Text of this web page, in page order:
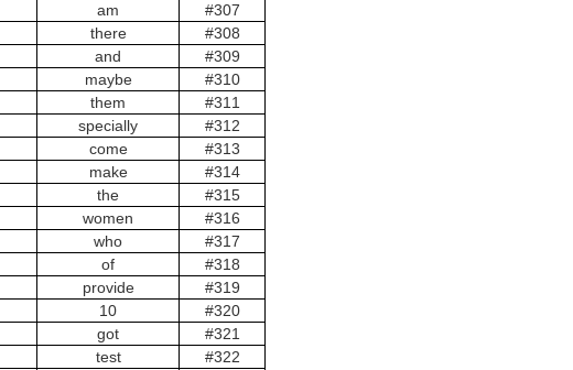
#307
am
#308
there
#309
and
#310
maybe
#311
them
#312
specially
#313
come
#314
make
#315
the
#316
women
#317
who
#318
of
#319
provide
#320
10
#321
got
#322
test